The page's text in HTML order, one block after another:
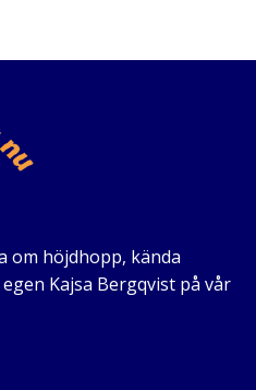
om höjdhopp, kända
Kajsa Bergqvist på vår